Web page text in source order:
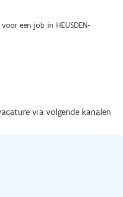
voor een job in HEUSDEN-
via volgende kanalen